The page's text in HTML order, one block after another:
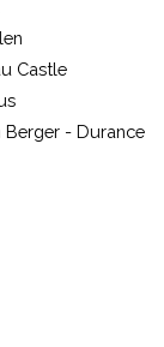
Castle
Berger - Durance